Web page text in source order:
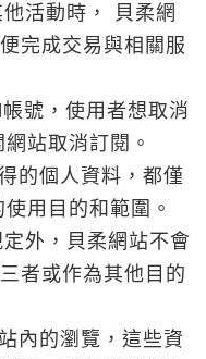
活動時， 貝柔網
完成交易與相關服
號，使用者想取消
站取消訂閱。
的個人資料，都僅
用目的和範圍。
外，貝柔網站不會
者或作為其他目的
內的瀏覽，這些資